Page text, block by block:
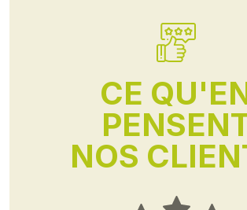
CE
NOS